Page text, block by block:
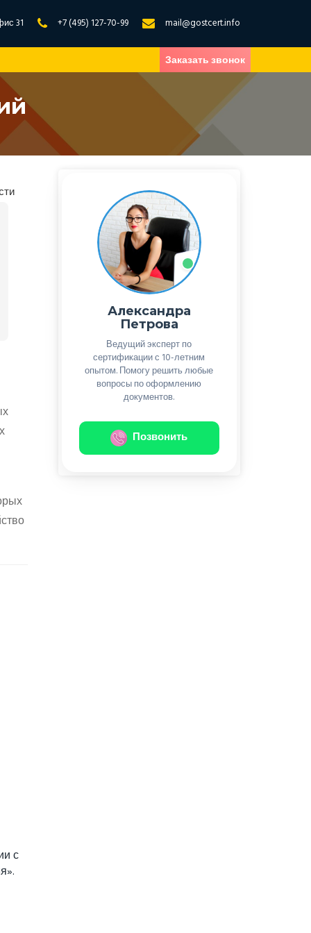
31 +7 (495) 127-70-99 mail@gostcert.info
Заказать звонок
с
Александра
Петрова
Ведущий эксперт по
сертификации с 10-летним
опытом. Помогу решить любые
вопросы по оформлению
документов.
Позвонить